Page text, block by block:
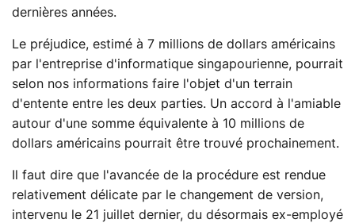
dernières années.
Le préjudice, estimé à 7 millions de dollars américains
par l'entreprise d'informatique singapourienne, pourrait
selon nos informations faire l'objet d'un terrain
d'entente entre les deux parties. Un accord à l'amiable
autour d'une somme équivalente à 10 millions de
dollars américains pourrait être trouvé prochainement.
Il faut dire que l'avancée de la procédure est rendue
relativement délicate par le changement de version,
intervenu le 21 juillet dernier, du désormais ex-employé